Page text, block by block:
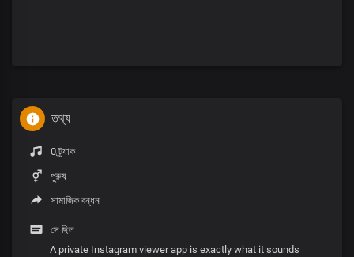
তথ্য
0 ট্র্যাক
পুরুষ
সামাজিক বন্ধন
সে ছিল
A private Instagram viewer app is exactly what it sounds